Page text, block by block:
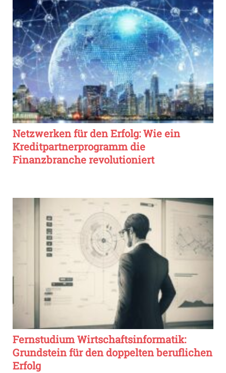
Netzwerken für den Erfolg: Wie ein
Kreditpartnerprogramm die
Finanzbranche revolutioniert
Fernstudium Wirtschaftsinformatik:
Grundstein für den doppelten beruflichen
Erfolg